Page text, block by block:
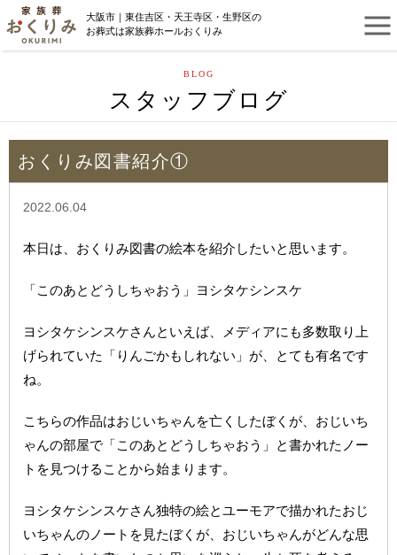
大阪市｜東住吉区・天王寺区・生野区の
お葬式は家族葬ホールおくりみ
BLOG
スタッフブログ
おくりみ図書紹介①
2022.06.04
本日は、おくりみ図書の絵本を紹介したいと思います。
「このあとどうしちゃおう」ヨシタケシンスケ
ヨシタケシンスケさんといえば、メディアにも多数取り上
げられていた「りんごかもしれない」が、とても有名です
ね。
こちらの作品はおじいちゃんを亡くしたぼくが、おじいち
ゃんの部屋で「このあとどうしちゃおう」と書かれたノー
トを見つけることから始まります。
ヨシタケシンスケさん独特の絵とユーモアで描かれたおじ
いちゃんのノートを見たぼくが、おじいちゃんがどんな思